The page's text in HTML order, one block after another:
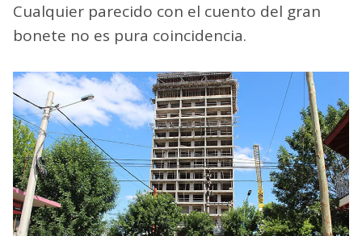
Cualquier parecido con el cuento del gran
bonete no es pura coincidencia.